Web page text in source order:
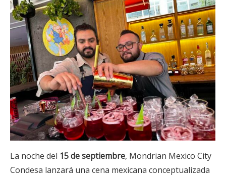
La noche del 15 de septiembre, Mondrian Mexico City
Condesa lanzará una cena mexicana conceptualizada